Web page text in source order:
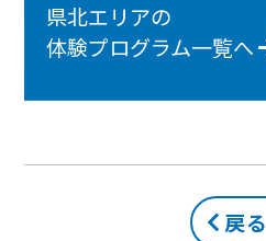
県北エリアの
体験プログラム一覧へ
戻る